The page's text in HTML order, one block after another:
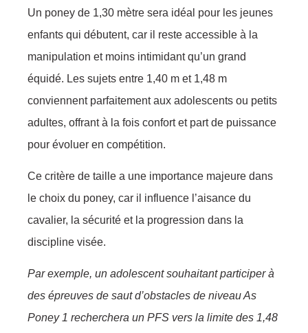
Un poney de 1,30 mètre sera idéal pour les jeunes
enfants qui débutent, car il reste accessible à la
manipulation et moins intimidant qu’un grand
équidé. Les sujets entre 1,40 m et 1,48 m
conviennent parfaitement aux adolescents ou petits
adultes, offrant à la fois confort et part de puissance
pour évoluer en compétition.
Ce critère de taille a une importance majeure dans
le choix du poney, car il influence l’aisance du
cavalier, la sécurité et la progression dans la
discipline visée.
Par exemple, un adolescent souhaitant participer à
des épreuves de saut d’obstacles de niveau As
Poney 1 recherchera un PFS vers la limite des 1,48